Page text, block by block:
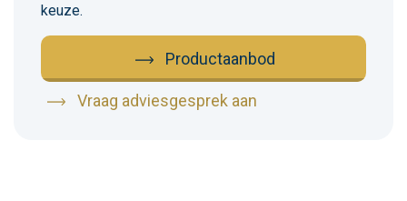
keuze.
Productaanbod
Vraag adviesgesprek aan